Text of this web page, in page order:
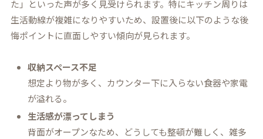
た」といった声が多く見受けられます。特にキッチン周りは
生活動線が複雑になりやすいため、設置後に以下のような後
悔ポイントに直面しやすい傾向が見られます。
収納スペース不足
想定より物が多く、カウンター下に入らない食器や家電
が溢れる。
生活感が漂ってしまう
背面がオープンなため、どうしても整頓が難しく、雑多